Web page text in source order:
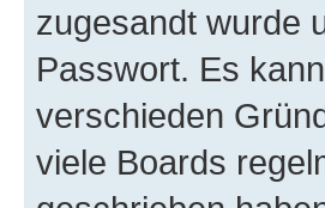
zugesandt wurde
Passwort. Es
verschieden
viele Boards